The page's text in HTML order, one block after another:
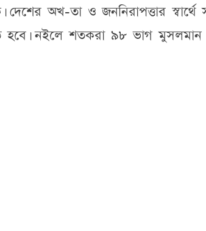
দেশের অখ-তা ও জননিরাপত্তার
হবে। নইলে শতকরা ৯৮ ভাগ